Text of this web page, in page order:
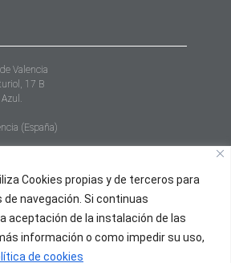
Cookies propias y de terceros para
navegación. Si continuas
aceptación de la instalación de las
información o como impedir su uso,
de cookies
Valencia
17 B
(España)